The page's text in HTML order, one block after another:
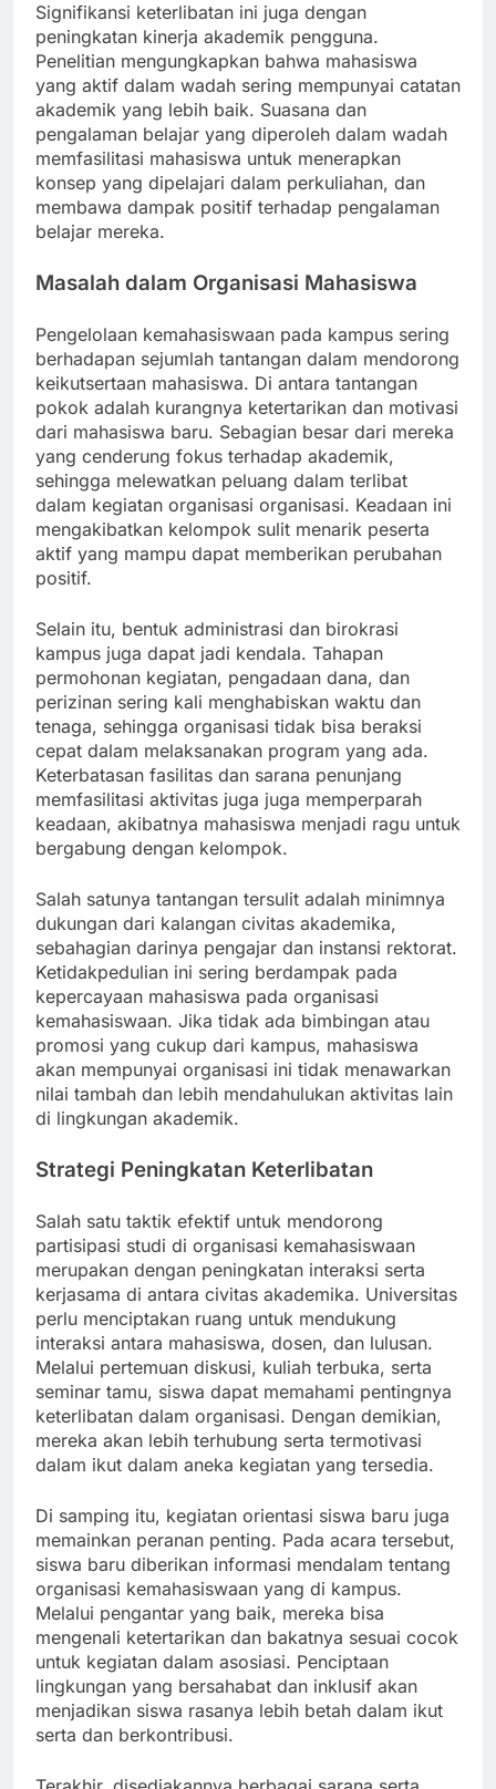
Signifikansi keterlibatan ini juga dengan
peningkatan kinerja akademik pengguna.
Penelitian mengungkapkan bahwa mahasiswa
yang aktif dalam wadah sering mempunyai catatan
akademik yang lebih baik. Suasana dan
pengalaman belajar yang diperoleh dalam wadah
memfasilitasi mahasiswa untuk menerapkan
konsep yang dipelajari dalam perkuliahan, dan
membawa dampak positif terhadap pengalaman
belajar mereka.
Masalah dalam Organisasi Mahasiswa
Pengelolaan kemahasiswaan pada kampus sering
berhadapan sejumlah tantangan dalam mendorong
keikutsertaan mahasiswa. Di antara tantangan
pokok adalah kurangnya ketertarikan dan motivasi
dari mahasiswa baru. Sebagian besar dari mereka
yang cenderung fokus terhadap akademik,
sehingga melewatkan peluang dalam terlibat
dalam kegiatan organisasi organisasi. Keadaan ini
mengakibatkan kelompok sulit menarik peserta
aktif yang mampu dapat memberikan perubahan
positif.
Selain itu, bentuk administrasi dan birokrasi
kampus juga dapat jadi kendala. Tahapan
permohonan kegiatan, pengadaan dana, dan
perizinan sering kali menghabiskan waktu dan
tenaga, sehingga organisasi tidak bisa beraksi
cepat dalam melaksanakan program yang ada.
Keterbatasan fasilitas dan sarana penunjang
memfasilitasi aktivitas juga juga memperparah
keadaan, akibatnya mahasiswa menjadi ragu untuk
bergabung dengan kelompok.
Salah satunya tantangan tersulit adalah minimnya
dukungan dari kalangan civitas akademika,
sebahagian darinya pengajar dan instansi rektorat.
Ketidakpedulian ini sering berdampak pada
kepercayaan mahasiswa pada organisasi
kemahasiswaan. Jika tidak ada bimbingan atau
promosi yang cukup dari kampus, mahasiswa
akan mempunyai organisasi ini tidak menawarkan
nilai tambah dan lebih mendahulukan aktivitas lain
di lingkungan akademik.
Strategi Peningkatan Keterlibatan
Salah satu taktik efektif untuk mendorong
partisipasi studi di organisasi kemahasiswaan
merupakan dengan peningkatan interaksi serta
kerjasama di antara civitas akademika. Universitas
perlu menciptakan ruang untuk mendukung
interaksi antara mahasiswa, dosen, dan lulusan.
Melalui pertemuan diskusi, kuliah terbuka, serta
seminar tamu, siswa dapat memahami pentingnya
keterlibatan dalam organisasi. Dengan demikian,
mereka akan lebih terhubung serta termotivasi
dalam ikut dalam aneka kegiatan yang tersedia.
Di samping itu, kegiatan orientasi siswa baru juga
memainkan peranan penting. Pada acara tersebut,
siswa baru diberikan informasi mendalam tentang
organisasi kemahasiswaan yang di kampus.
Melalui pengantar yang baik, mereka bisa
mengenali ketertarikan dan bakatnya sesuai cocok
untuk kegiatan dalam asosiasi. Penciptaan
lingkungan yang bersahabat dan inklusif akan
menjadikan siswa rasanya lebih betah dalam ikut
serta dan berkontribusi.